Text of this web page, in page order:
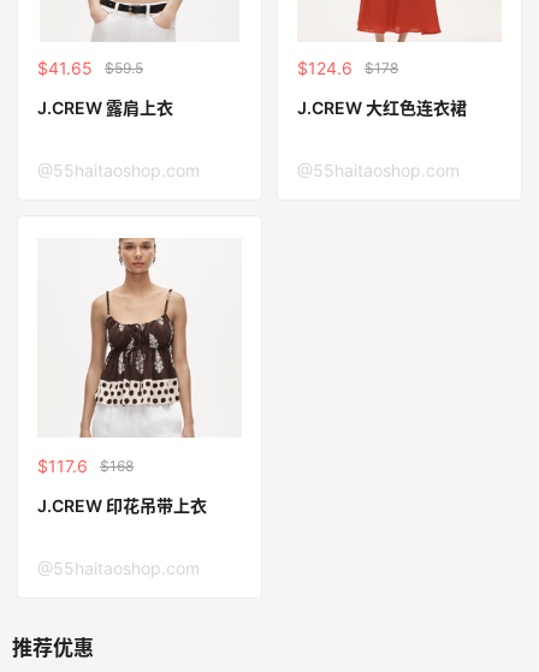
$41.65 $59.5
J.CREW 露肩上衣
@55haitaoshop.com
$124.6 $178
J.CREW 大红色连衣裙
@55haitaoshop.com
$117.6 $168
J.CREW 印花吊带上衣
@55haitaoshop.com